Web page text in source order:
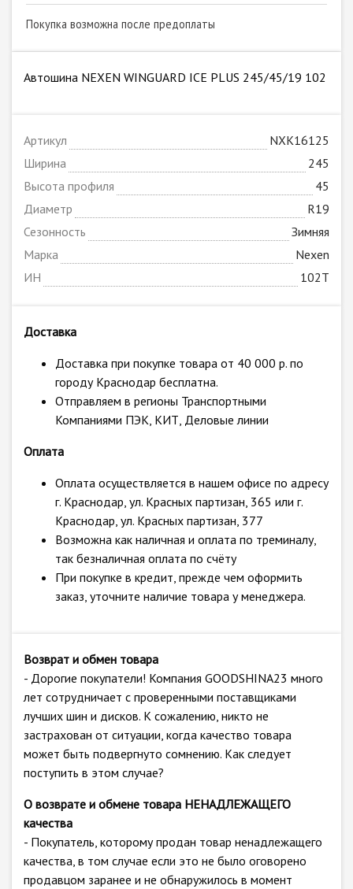
Покупка возможна после предоплаты
Автошина NEXEN WINGUARD ICE PLUS 245/45/19 102
Артикул
NXK16125
Ширина
245
Высота профиля
45
Диаметр
R19
Сезонность
Зимняя
Марка
Nexen
ИН
102T
Доставка
Доставка при покупке товара от 40 000 р. по
городу Краснодар бесплатна.
Отправляем в регионы Транспортными
Компаниями ПЭК, КИТ, Деловые линии
Оплата
Оплата осуществляется в нашем офисе по адресу
г. Краснодар, ул. Красных партизан, 365 или г.
Краснодар, ул. Красных партизан, 377
Возможна как наличная и оплата по треминалу,
так безналичная оплата по счёту
При покупке в кредит, прежде чем оформить
заказ, уточните наличие товара у менеджера.
Возврат и обмен товара
- Дорогие покупатели! Компания GOODSHINA23 много
лет сотрудничает с проверенными поставщиками
лучших шин и дисков. К сожалению, никто не
застрахован от ситуации, когда качество товара
может быть подвергнуто сомнению. Как следует
поступить в этом случае?
О возврате и обмене товара НЕНАДЛЕЖАЩЕГО
качества
- Покупатель, которому продан товар ненадлежащего
качества, в том случае если это не было оговорено
продавцом заранее и не обнаружилось в момент